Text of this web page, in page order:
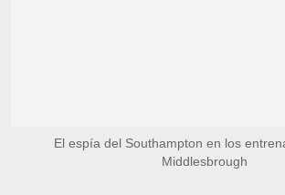
El espía del Southampton en los
Middlesbrough